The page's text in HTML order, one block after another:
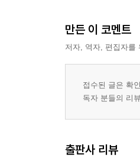
만든 이 코멘트
저자, 역자, 편집자를
접수된 글은 확
독자 분들의 리
출판사 리뷰